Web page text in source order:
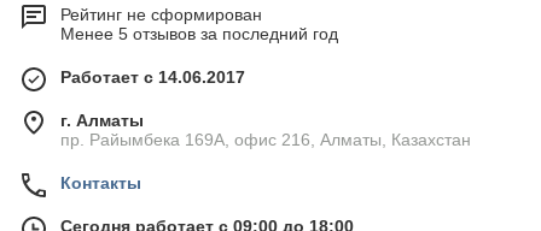
Рейтинг не сформирован
Менее 5 отзывов за последний год
Работает с 14.06.2017
г. Алматы
пр. Райымбека 169А, офис 216, Алматы, Казахстан
Контакты
Сегодня работает с 09:00 до 18:00